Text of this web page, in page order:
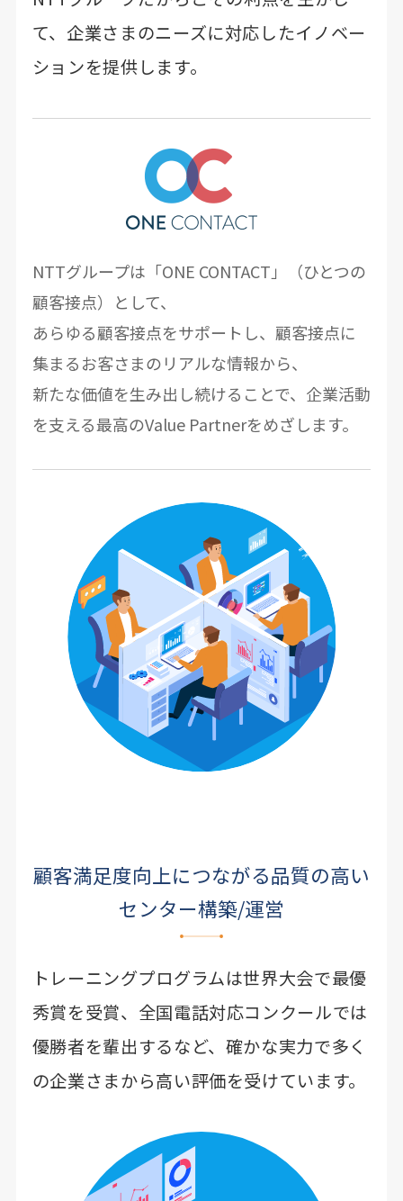
て、 企業さまのニーズに対応したイノベー
ションを提供します。
NTTグループは「ONE CONTACT」（ひとつの
顧客接点）として、
あらゆる顧客接点をサポートし、顧客接点に
集まるお客さまのリアルな情報から、
新たな価値を生み出し続けることで、企業活動
を支える最高のValue Partnerをめざします。
顧客満足度向上につながる品質の高い
センター構築/運営
トレーニングプログラムは世界大会で最優
秀賞を受賞、 全国電話対応コンクールでは
優勝者を輩出するなど、 確かな実力で多く
の企業さまから高い評価を受けています。